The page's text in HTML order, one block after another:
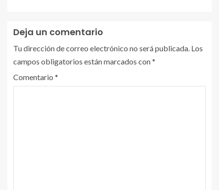
Deja un comentario
Tu dirección de correo electrónico no será publicada. Los
campos obligatorios están marcados con*
Comentario *